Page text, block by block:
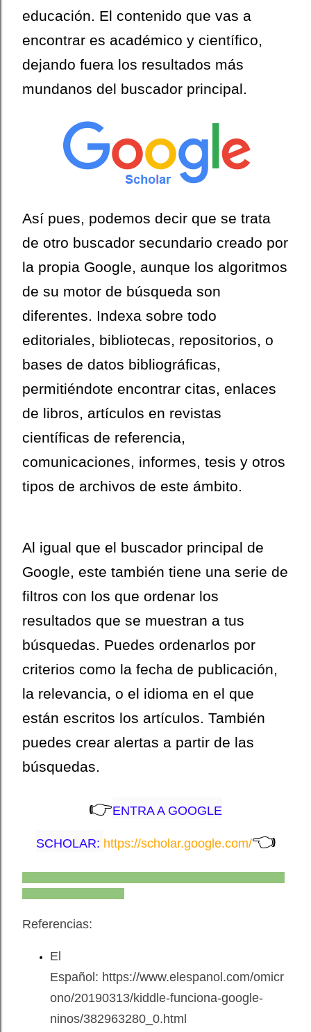
educación. El contenido que vas a
encontrar es académico y científico,
dejando fuera los resultados más
mundanos del buscador principal.
Así pues, podemos decir que se trata
de otro buscador secundario creado por
la propia Google, aunque los algoritmos
de su motor de búsqueda son
diferentes. Indexa sobre todo
editoriales, bibliotecas, repositorios, o
bases de datos bibliográficas,
permitiéndote encontrar citas, enlaces
de libros, artículos en revistas
científicas de referencia,
comunicaciones, informes, tesis y otros
tipos de archivos de este ámbito.
Al igual que el buscador principal de
Google, este también tiene una serie de
filtros con los que ordenar los
resultados que se muestran a tus
búsquedas. Puedes ordenarlos por
criterios como la fecha de publicación,
la relevancia, o el idioma en el que
están escritos los artículos. También
puedes crear alertas a partir de las
búsquedas.
👉ENTRA A GOOGLE
SCHOLAR: https://scholar.google.com/👈
Referencias:
El
Español: https://www.elespanol.com/omicr
ono/20190313/kiddle-funciona-google-
ninos/382963280_0.html